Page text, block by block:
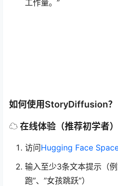
工作量。”
如何使用StoryDiffusion？
☁️ 在线体验（推荐初学者）
访问Hugging Face
输入至少3条文本提示（
跑”、”女孩跳跃”）